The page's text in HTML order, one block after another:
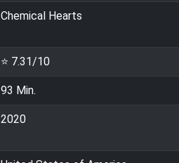
Chemical Hearts
⭐ 7.31/10
93 Min.
2020